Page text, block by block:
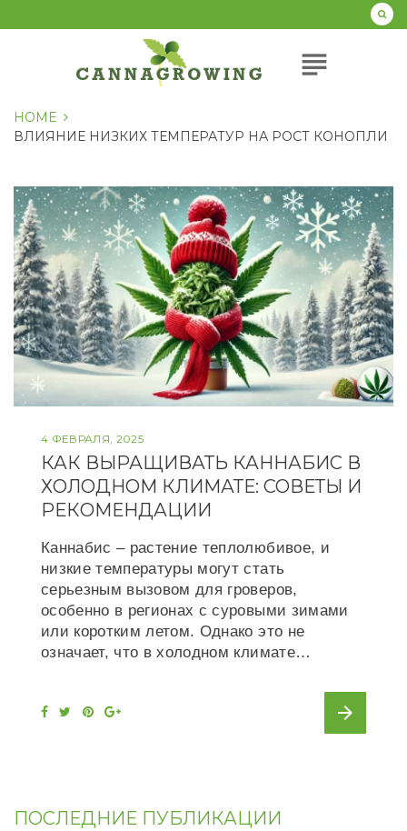
к
subject
HOME
ВЛИЯНИЕ НИЗКИХ ТЕМПЕРАТУР НА РОСТ КОНОПЛИ
Метка:
Влияние
низких
температур
на
рост
конопли
4 ФЕВРАЛЯ, 2025
КАК ВЫРАЩИВАТЬ КАННАБИС В
ХОЛОДНОМ КЛИМАТЕ: СОВЕТЫ И
РЕКОМЕНДАЦИИ
Каннабис – растение теплолюбивое, и
низкие температуры могут стать
серьезным вызовом для гроверов,
особенно в регионах с суровыми зимами
или коротким летом. Однако это не
означает, что в холодном климате…
F
P
t
G
arrow_forward
ПОСЛЕДНИЕ ПУБЛИКАЦИИ